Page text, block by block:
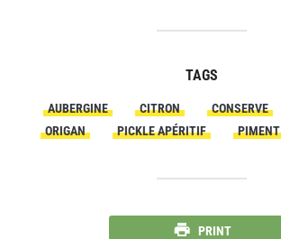
TAGS
AUBERGINE CITRON CONSERVE
ORIGAN
PICKLE APÉRITIF PIMENT
PRINT